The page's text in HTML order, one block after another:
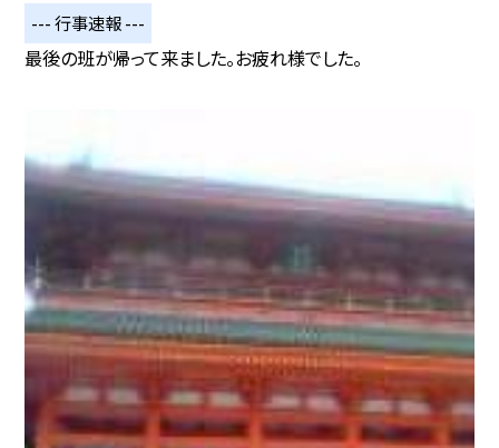
--- 行事速報 ---
最後の班が帰って来ました。お疲れ様でした。